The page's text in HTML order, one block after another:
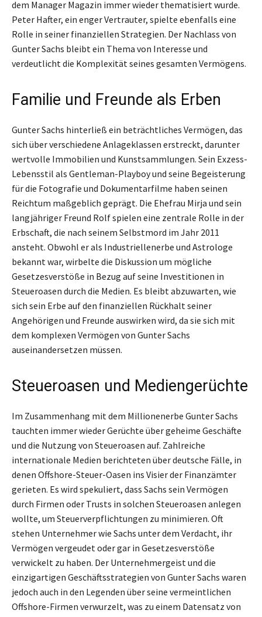
dem Manager Magazin immer wieder thematisiert wurde.
Peter Hafter, ein enger Vertrauter, spielte ebenfalls eine
Rolle in seiner finanziellen Strategien. Der Nachlass von
Gunter Sachs bleibt ein Thema von Interesse und
verdeutlicht die Komplexität seines gesamten Vermögens.
Familie und Freunde als Erben
Gunter Sachs hinterließ ein beträchtliches Vermögen, das
sich über verschiedene Anlageklassen erstreckt, darunter
wertvolle Immobilien und Kunstsammlungen. Sein Exzess-
Lebensstil als Gentleman-Playboy und seine Begeisterung
für die Fotografie und Dokumentarfilme haben seinen
Reichtum maßgeblich geprägt. Die Ehefrau Mirja und sein
langjähriger Freund Rolf spielen eine zentrale Rolle in der
Erbschaft, die nach seinem Selbstmord im Jahr 2011
ansteht. Obwohl er als Industriellenerbe und Astrologe
bekannt war, wirbelte die Diskussion um mögliche
Gesetzesverstöße in Bezug auf seine Investitionen in
Steueroasen durch die Medien. Es bleibt abzuwarten, wie
sich sein Erbe auf den finanziellen Rückhalt seiner
Angehörigen und Freunde auswirken wird, da sie sich mit
dem komplexen Vermögen von Gunter Sachs
auseinandersetzen müssen.
Steueroasen und Mediengerüchte
Im Zusammenhang mit dem Millionenerbe Gunter Sachs
tauchten immer wieder Gerüchte über geheime Geschäfte
und die Nutzung von Steueroasen auf. Zahlreiche
internationale Medien berichteten über deutsche Fälle, in
denen Offshore-Steuer-Oasen ins Visier der Finanzämter
gerieten. Es wird spekuliert, dass Sachs sein Vermögen
durch Firmen oder Trusts in solchen Steueroasen anlegen
wollte, um Steuerverpflichtungen zu minimieren. Oft
stehen Unternehmer wie Sachs unter dem Verdacht, ihr
Vermögen vergeudet oder gar in Gesetzesverstöße
verwickelt zu haben. Der Unternehmergeist und die
einzigartigen Geschäftsstrategien von Gunter Sachs waren
jedoch auch in den Legenden über seine vermeintlichen
Offshore-Firmen verwurzelt, was zu einem Datensatz von